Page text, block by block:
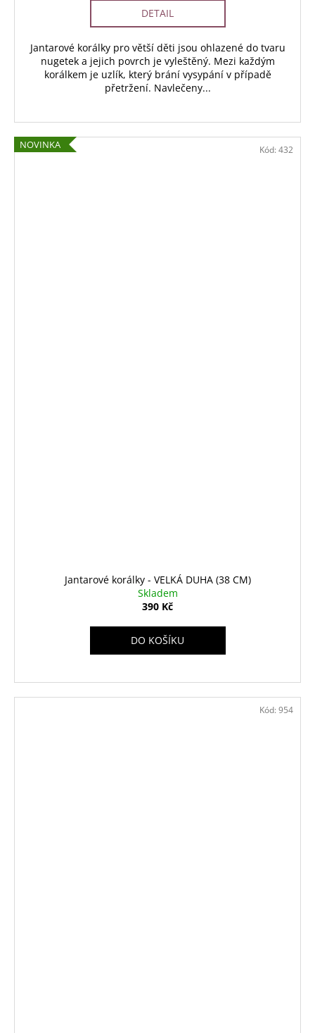
DETAIL
Jantarové korálky pro větší děti jsou ohlazené do tvaru
nugetek a jejich povrch je vyleštěný. Mezi každým
korálkem je uzlík, který brání vysypání v případě
přetržení. Navlečeny...
NOVINKA
Jantarové korálky - VELKÁ DUHA (38 CM)
Skladem
390 Kč
DO KOŠÍKU
Kód: 432
Kód: 954